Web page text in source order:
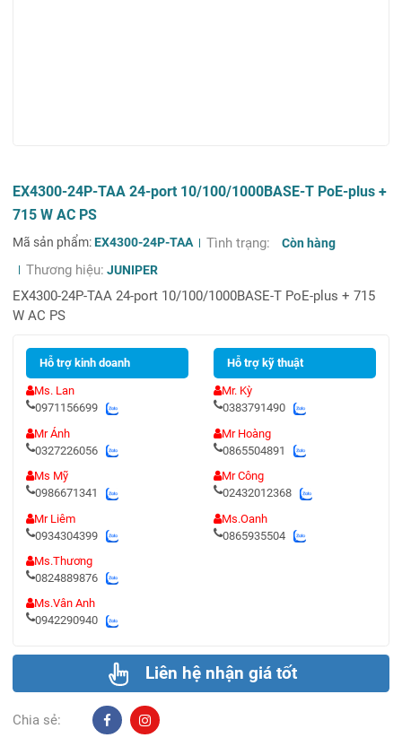
EX4300-24P-TAA 24-port 10/100/1000BASE-T PoE-plus +
715 W AC PS
Mã sản phẩm:EX4300-24P-TAA Tình trạng: Còn hàng
Thương hiệu: JUNIPER
EX4300-24P-TAA 24-port 10/100/1000BASE-T PoE-plus + 715
W AC PS
Hỗ trợ kinh doanh
Ms. Lan
0971156699
Mr Ánh
0327226056
Ms Mỹ
0986671341
Mr Liêm
0934304399
Ms.Thương
0824889876
Ms.Vân Anh
0942290940
Hỗ trợ kỹ thuật
Mr. Kỳ
0383791490
Mr Hoàng
0865504891
Mr Công
02432012368
Ms.Oanh
0865935504
Liên hệ nhận giá tốt
Chia sẻ: